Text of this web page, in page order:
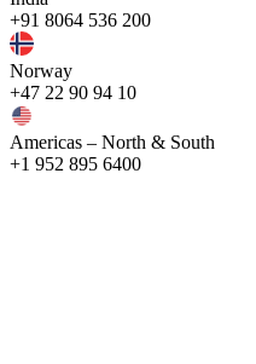
+91 8064 536 200
Norway
+47 22 90 94 10
Americas – North & South
+1 952 895 6400